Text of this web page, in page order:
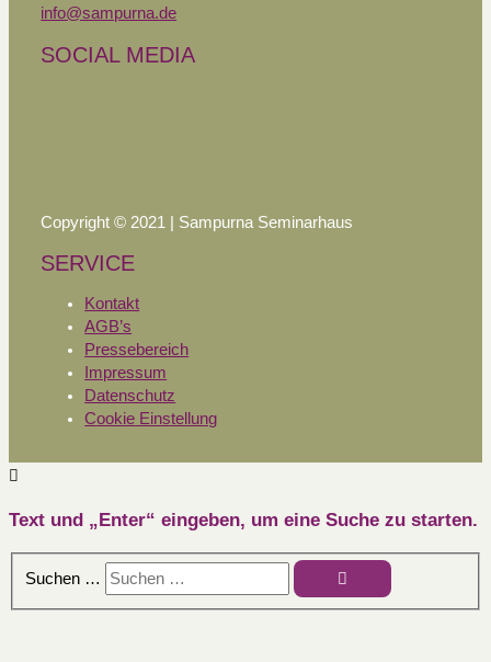
info@sampurna.de
SOCIAL MEDIA
Copyright © 2021 | Sampurna Seminarhaus
SERVICE
Kontakt
AGB’s
Pressebereich
Impressum
Datenschutz
Cookie Einstellung
Text und „Enter“ eingeben, um eine Suche zu starten.
Suchen …